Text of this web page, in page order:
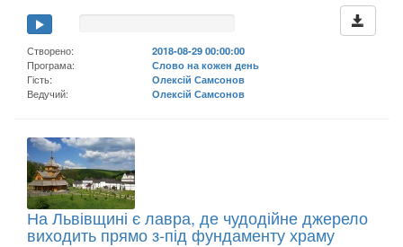
Створено:
2018-08-29 00:00:00
Програма:
Слово на кожен день
Гість:
Олексій Самсонов
Ведучий:
Олексій Самсонов
На Львівщині є лавра, де чудодійне джерело
виходить прямо з-під фундаменту храму